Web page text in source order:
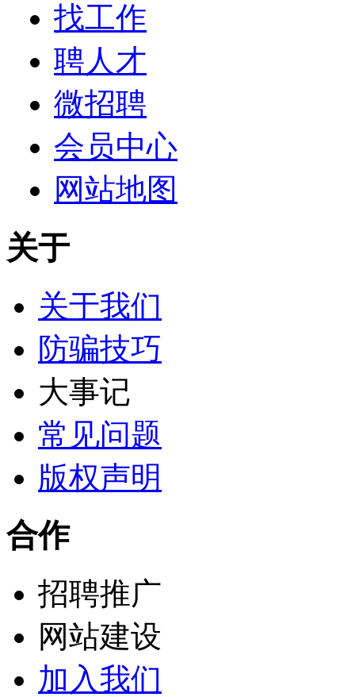
找工作
聘人才
微招聘
会员中心
网站地图
关于
关于我们
防骗技巧
大事记
常见问题
版权声明
合作
招聘推广
网站建设
加入我们